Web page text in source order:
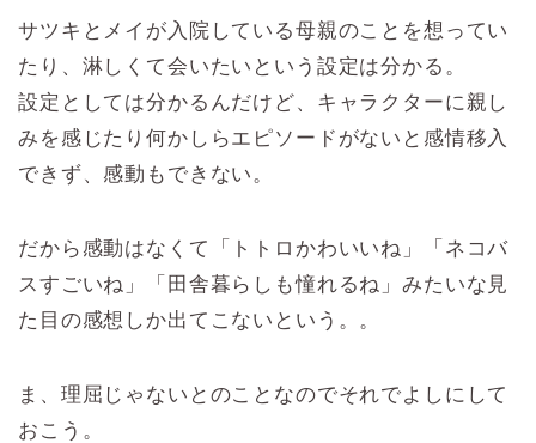
サツキとメイが入院している母親のことを想ってい
たり、淋しくて会いたいという設定は分かる。
設定としては分かるんだけど、キャラクターに親し
みを感じたり何かしらエピソードがないと感情移入
できず、感動もできない。
だから感動はなくて「トトロかわいいね」「ネコバ
スすごいね」「田舎暮らしも憧れるね」みたいな見
た目の感想しか出てこないという。。
ま、理屈じゃないとのことなのでそれでよしにして
おこう。